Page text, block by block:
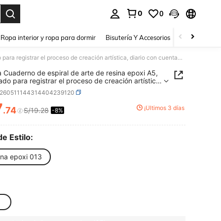
0 0
Ropa interior y ropa para dormir Bisutería Y Accesorios Zapatos
1 pieza Cuaderno de espiral de arte de resina epoxi A5, adecuado para registrar el proceso de creación artística, diario con cuentagotas, adecuado para principiantes, profesionales, artistas de resina y entusiastas
Cuaderno de espiral de arte de resina epoxi A5,
para registrar el proceso de creación artística,
cuentagotas, adecuado para principiantes,
artistas de resina y entusiastas
AND AVAILABILITY
.74 S/19.28 -8% ¡Últimos 3 días
Estilo:
epoxi 013